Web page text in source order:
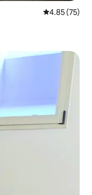
Calificación
4.85 (75)